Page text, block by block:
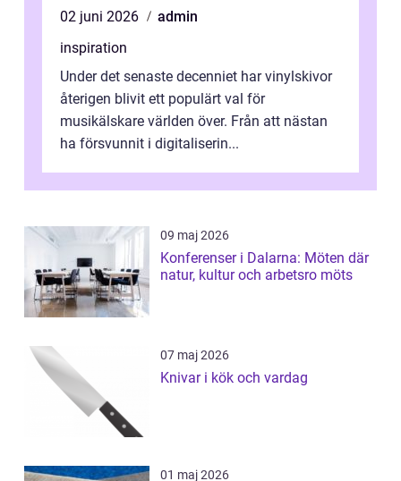
02 juni 2026
admin
inspiration
Under det senaste decenniet har vinylskivor
återigen blivit ett populärt val för
musikälskare världen över. Från att nästan
ha försvunnit i digitaliserin...
09 maj 2026
Konferenser i Dalarna: Möten där
natur, kultur och arbetsro möts
07 maj 2026
Knivar i kök och vardag
01 maj 2026